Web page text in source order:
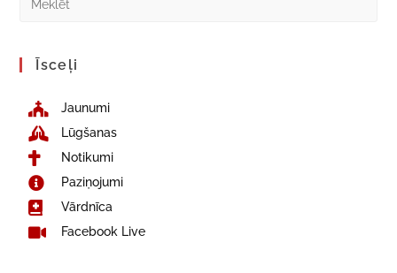
Īsceļi
Jaunumi
Lūgšanas
Notikumi
Paziņojumi
Vārdnīca
Facebook Live